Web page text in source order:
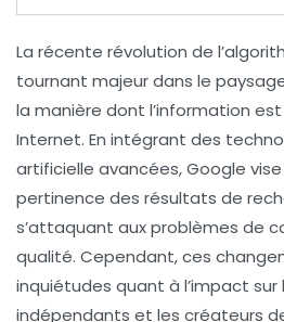
La récente révolution de
tournant majeur dans le
la manière dont l’information
Internet. En intégrant des
artificielle avancées, Google
pertinence des résultats de
s’attaquant aux problèmes de
qualité. Cependant, ces
inquiétudes quant à l’impact sur
indépendants et les créateurs